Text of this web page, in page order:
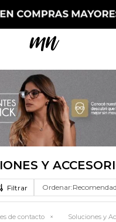
Y
de contacto Soluciones y